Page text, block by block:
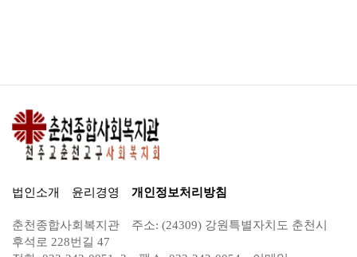
법인소개 윤리경영 개인정보처리방침
춘천종합사회복지관
주소: (24309) 강원특별자치도 춘천시
후석로 228번길 47